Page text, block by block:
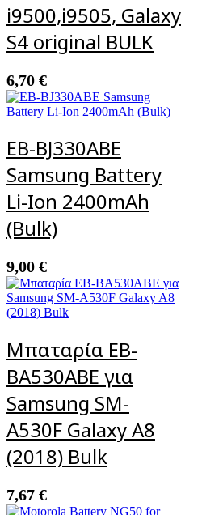
i9500,i9505, Galaxy
S4 original BULK
6,70 €
EB-BJ330ABE
Samsung Battery
Li-Ion 2400mAh
(Bulk)
9,00 €
Μπαταρία EB-
BA530ABE για
Samsung SM-
A530F Galaxy A8
(2018) Bulk
7,67 €